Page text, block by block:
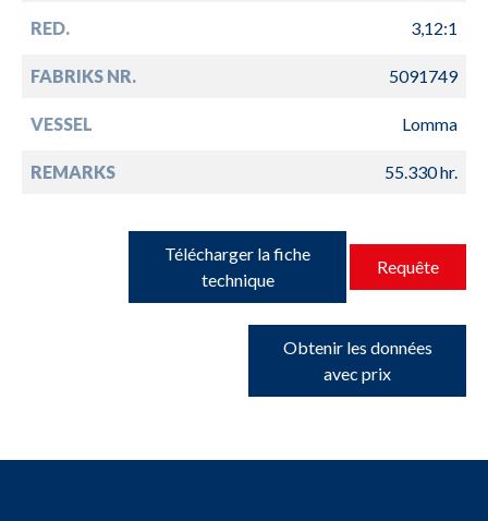
RED. 3,12:1
FABRIKS NR. 5091749
VESSEL Lomma
REMARKS 55.330 hr.
Télécharger la fiche
technique
Requête
Obtenir les données
avec prix